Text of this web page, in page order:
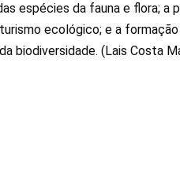
espécies da fauna e flora; a
ecológico; e a
biodiversidade. (Lais Costa